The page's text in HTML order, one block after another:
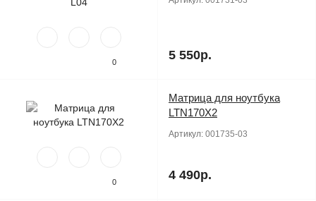
0 5 550р.
0
Матрица для ноутбука
LTN170X2
Артикул: 001735-03
4 490р.